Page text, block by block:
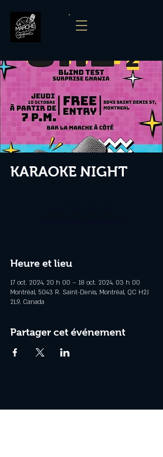
KARAOKE NIGHT
Heure et lieu
17 oct. 2024, 20 h 00 – 18 oct. 2024, 03 h 00
Montréal, 5043 R. Saint-Denis, Montréal, QC H2J
2L9, Canada
Partager cet événement